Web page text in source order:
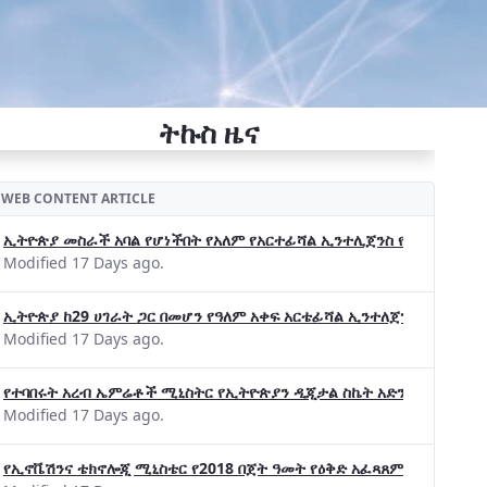
ትኩስ ዜና
WEB CONTENT ARTICLE
ኢትዮጵያ መስራች አባል የሆነችበት የአለም የአርተፊሻል ኢንተሊጀንስ የትብብር
Modified 17 Days ago.
ኢትዮጵያ ከ29 ሀገራት ጋር በመሆን የዓለም አቀፍ አርቴፊሻል ኢንተለጀንስ ትብብር
Modified 17 Days ago.
የተባበሩት አረብ ኤምሬቶች ሚኒስትር የኢትዮጵያን ዲጂታል ስኬት አድንቀዋል
Modified 17 Days ago.
የኢኖቬሽንና ቴክኖሎጂ ሚኒስቴር የ2018 በጀት ዓመት የዕቅድ አፈጻጸምና የቀጣይ